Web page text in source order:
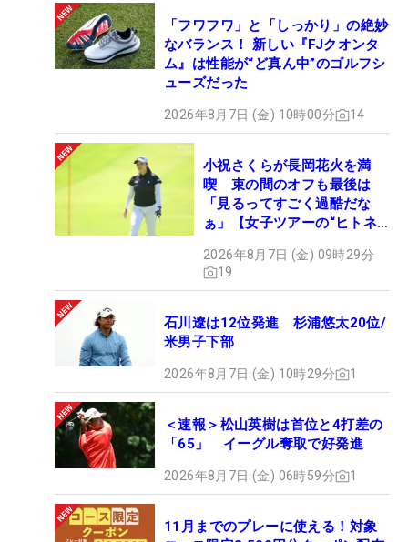
「フワフワ」と「しっかり」の絶妙
なバランス！ 新しい『FJクオンタ
ム』は性能が“ど真ん中”のゴルフシ
ューズだった
2026年8月7日 (金) 10時00分 14
小祝さくらが長岡花火を満
喫 束の間のオフも最後は
「見るってすごく過酷だな
ぁ」【女子ツアーの“ヒトネ
2026年8月7日 (金) 09時29分
19
石川遼は12位発進 杉浦悠太20位/
米男子下部
2026年8月7日 (金) 10時29分 1
＜速報＞松山英樹は首位と4打差の
「65」 イーグル奪取で好発進
2026年8月7日 (金) 06時59分 1
11月までのプレーに使える！対象